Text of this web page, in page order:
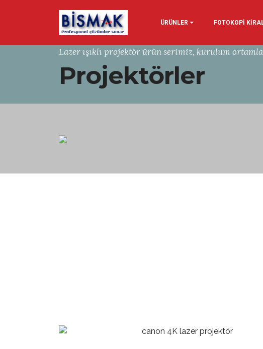
ÜRÜNLER FOTOKOPİ
Lazer ışıklı projektör ürün serimiz, kurulum
Projektörler